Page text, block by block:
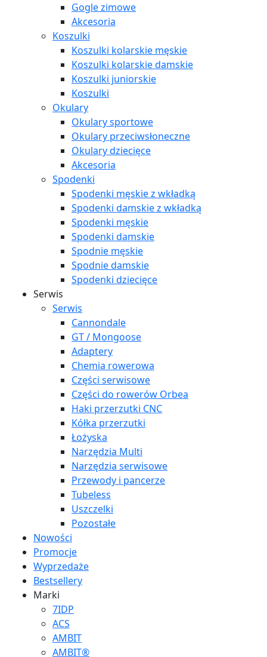
Gogle zimowe
Akcesoria
Koszulki
Koszulki kolarskie męskie
Koszulki kolarskie damskie
Koszulki juniorskie
Koszulki
Okulary
Okulary sportowe
Okulary przeciwsłoneczne
Okulary dziecięce
Akcesoria
Spodenki
Spodenki męskie z wkładką
Spodenki damskie z wkładką
Spodenki męskie
Spodenki damskie
Spodnie męskie
Spodnie damskie
Spodenki dziecięce
Serwis
Serwis
Cannondale
GT / Mongoose
Adaptery
Chemia rowerowa
Części serwisowe
Części do rowerów Orbea
Haki przerzutki CNC
Kółka przerzutki
Łożyska
Narzędzia Multi
Narzędzia serwisowe
Przewody i pancerze
Tubeless
Uszczelki
Pozostałe
Nowości
Promocje
Wyprzedaże
Bestsellery
Marki
7IDP
ACS
AMBIT
AMBIT®